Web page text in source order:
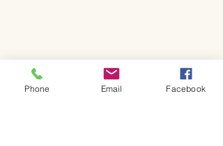
Phone Email Facebook